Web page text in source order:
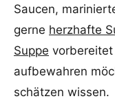
Saucen,
gerne herzhafte
Suppe
aufbewahren
schätzen wissen.